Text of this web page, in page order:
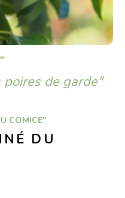
de garde"
COMICE"
DU